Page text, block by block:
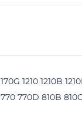
1210 1210B
770 770D 810B